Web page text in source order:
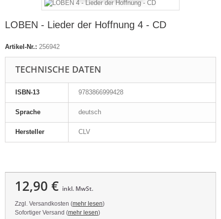
LOBEN - Lieder der Hoffnung 4 - CD
Artikel-Nr.: 256942
TECHNISCHE DATEN
ISBN-13 9783866999428
Sprache deutsch
Hersteller CLV
12,90 € inkl. MwSt.
Zzgl. Versandkosten (mehr lesen)
Sofortiger Versand (mehr lesen)